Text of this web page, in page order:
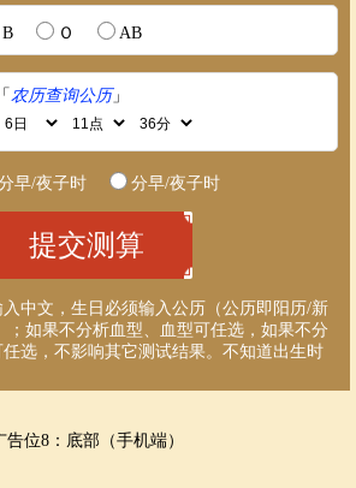
B Ｏ AB
农历查询公历」
早/夜子时 分早/夜子时
中文，生日必须输入公历（公历即阳历/新
；如果不分析血型、血型可任选，如果不分
选，不影响其它测试结果。 不知道出生时
告位8：底部（手机端）